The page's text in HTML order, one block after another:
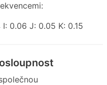
0.06 J: 0.05 K: 0.15